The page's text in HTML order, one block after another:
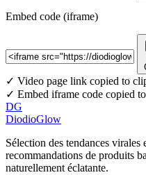
Embed code (iframe)
✓ Video page link copied to
✓ Embed iframe code copied
DG
DiodioGlow
Sélection des tendances virales
recommandations de produits
naturellement éclatante.